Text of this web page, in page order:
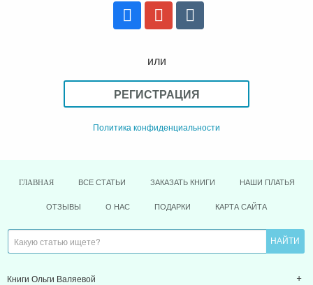
или
РЕГИСТРАЦИЯ
Политика конфиденциальности
ГЛАВНАЯ ВСЕ СТАТЬИ ЗАКАЗАТЬ КНИГИ НАШИ ПЛАТЬЯ
ОТЗЫВЫ О НАС ПОДАРКИ КАРТА САЙТА
Книги Ольги Валяевой